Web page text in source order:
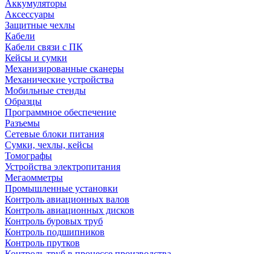
Аккумуляторы
Аксессуары
Защитные чехлы
Кабели
Кабели связи с ПК
Кейсы и сумки
Механизированные сканеры
Механические устройства
Мобильные стенды
Образцы
Программное обеспечение
Разъемы
Сетевые блоки питания
Сумки, чехлы, кейсы
Томографы
Устройства электропитания
Мегаомметры
Промышленные установки
Контроль авиационных валов
Контроль авиационных дисков
Контроль буровых труб
Контроль подшипников
Контроль прутков